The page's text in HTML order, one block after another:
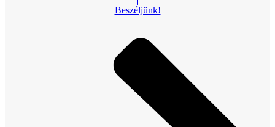
Beszéljünk!